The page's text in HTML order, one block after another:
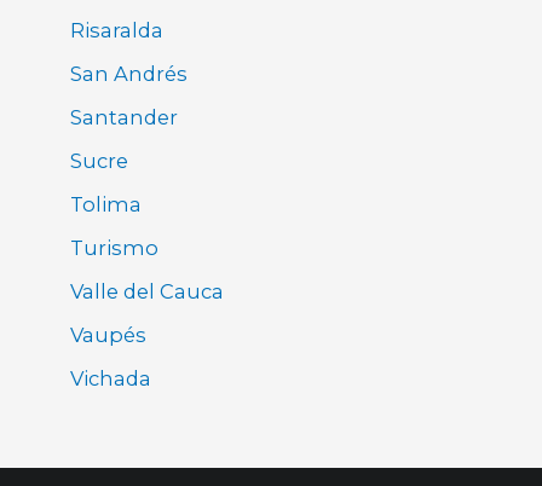
Risaralda
San Andrés
Santander
Sucre
Tolima
Turismo
Valle del Cauca
Vaupés
Vichada